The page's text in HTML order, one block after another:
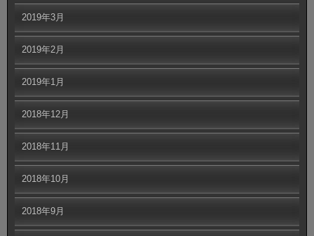
2019年3月
2019年2月
2019年1月
2018年12月
2018年11月
2018年10月
2018年9月